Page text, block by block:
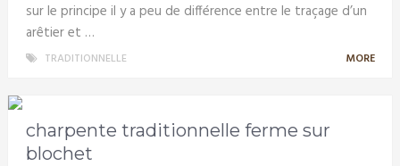
sur le principe il y a peu de différence entre le traçage d’un
arêtier et …
TRADITIONNELLE MORE
charpente traditionnelle ferme sur
blochet